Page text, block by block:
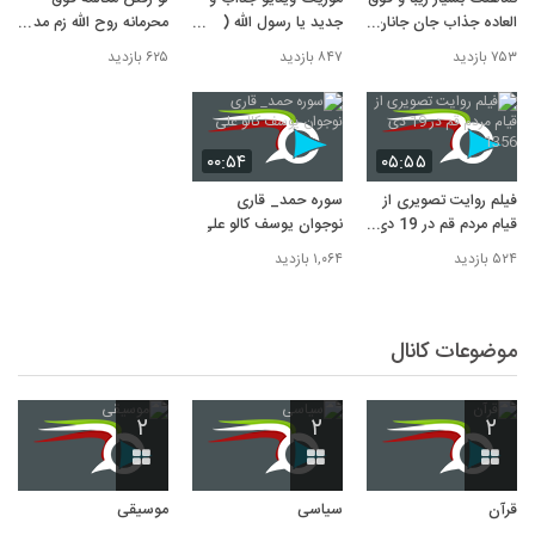
العاده جذاب جان جانان-
سامی یوسف به زبان
فارسی
۷۵۳ بازدید
جدید یا رسول الله (
عربی ) اثر سامی یوسف
۸۴۷ بازدید
محرمانه روح الله زم مدیر
آمد نیوز با مامور موساد و
تله های او
۶۲۵ بازدید
۰۵:۵۵
فیلم روایت تصویری از
قیام مردم قم در 19 دی
1356
۵۲۴ بازدید
۰۰:۵۴
سوره حمد_ قاری
نوجوان یوسف کالو علی
۱,۰۶۴ بازدید
موضوعات کانال
۲
قرآن
۲
سیاسی
۲
موسیقی